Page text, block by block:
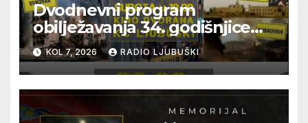
Dvodnevni program
obilježavanja 34. godišnjice
pogibije generala Blaža
Kraljevića i osmorice
pripadnika HOS-a
KOL 7, 2026 RADIO LJUBUŠKI